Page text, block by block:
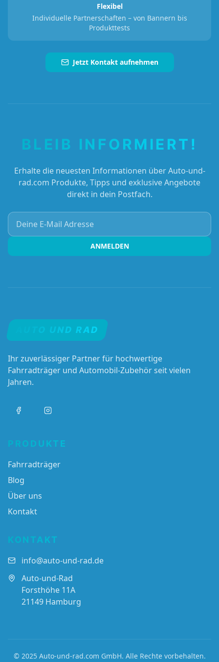
Flexibel
Individuelle Partnerschaften – von Bannern bis
Produkttests
Jetzt Kontakt aufnehmen
BLEIB INFORMIERT!
Erhalte die neuesten Informationen über Auto-und-
rad.com Produkte, Tipps und exklusive Angebote
direkt in dein Postfach.
Deine E-Mail Adresse
ANMELDEN
AUTO UND RAD
Ihr zuverlässiger Partner für hochwertige
Fahrradträger und Automobil-Zubehör seit vielen
Jahren.
PRODUKTE
Fahrradträger
Blog
Über uns
Kontakt
KONTAKT
info@auto-und-rad.de
Auto-und-Rad
Forsthöhe 11A
21149 Hamburg
© 2025 Auto-und-rad.com GmbH. Alle Rechte vorbehalten.